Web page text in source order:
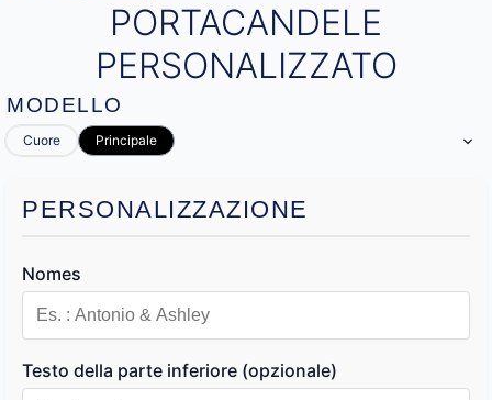
PORTACANDELE
PERSONALIZZATO
MODELLO
Cuore Principale
PERSONALIZZAZIONE
Nomes
Testo della parte inferiore (opzionale)